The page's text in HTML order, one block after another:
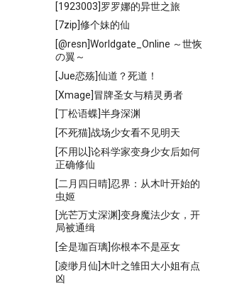
[1923003]罗罗娜的异世之旅
[7zip]修个妹的仙
[@resn]Worldgate_Online ～世恢
の翼～
[Jue恋殇]仙道？死道！
[Xmage]冒牌圣女与精灵勇者
[丁松语蝶]半身深渊
[不死猫]战场少女看不见明天
[不用以]论科学家变身少女后如何
正确修仙
[二月四日晴]忍界：从木叶开始的
虫姬
[光芒万丈深渊]变身魔法少女，开
局被通缉
[全是珈百璃]你根本不是巫女
[凌缈月仙]木叶之雏田大小姐有点
凶